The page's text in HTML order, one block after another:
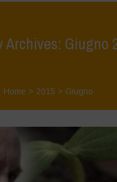
Archives: Giugno
Home > 2015 > Giugno